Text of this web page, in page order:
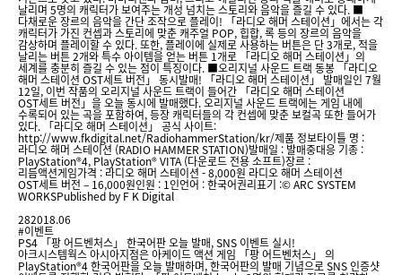
날리며 5명의 캐릭터가 보여주는 개성 넘치는 스토리와 음악을 즐길 수 있다. ■
다채로운 장르의 음악을 간단 조작으로 플레이! 「라디오 해머 스테이션」에서는 각
캐릭터가 가진 컨셉과 스토리에 맞춘 캐주얼 POP, 힙합, 록 등의 장르의 음악을
감상하며 플레이할 수 있다. 또한, 플레이에 실제로 사용하는 버튼은 단 3개로, 적을
날리는 버튼 2개와 특수 아이템을 얻는 버튼 1개로 「라디오 해머 스테이션」의
세계를 충분히 즐길 수 있는 점이 특징이다. ■오리지널 사운드 트랙 동봉 「라디오
해머 스테이션 OST세트 버전」 동시발매! 「라디오 해머 스테이션」 발매일인 7월
12일, 이번 작품의 오리지널 사운드 트랙이 들어간 「라디오 해머 스테이션
OST세트 버전」을 오늘 동시에 발매했다. 오리지널 사운드 트랙에는 게임 내에
수록되어 있는 곡을 포함하여, 등장 캐릭터들의 각 컨셉에 맞춘 보컬곡 또한 들어가
있다. 「라디오 해머 스테이션」 공식 사이트:
http://www.fkdigital.net/RadiohammerStation/kr/제품 정보타이틀 명 :
라디오 해머 스테이션 (RADIO HAMMER STATION)발매일 : 발매중대응 기종 :
PlayStation®4, PlayStation® VITA (다운로드 전용 소프트)장르 :
리듬액션게임가격 : 라디오 해머 스테이션 - 8,000원 라디오 해머 스테이션
OST세트 버전 – 16,000원인원 : 1인언어 : 한국어권리표기 :© ARC SYSTEM
WORKSPublished by F K Digital
282018.06
#이벤트
PS4 「팡 어드벤처스」 한국어판 오늘 발매, SNS 이벤트 실시!
아크시스템웍스 아시아지점은 아케이드 액션 게임 「팡 어드벤처스」 의
PlayStation®4 한국어판을 오늘 발매하며, 한국어판의 발매 기념으로 SNS 인증샷